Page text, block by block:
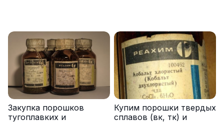
Закупка порошков
тугоплавких и
Купим порошки твердых
сплавов (вк, тк) и